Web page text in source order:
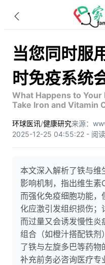
当您同时服
时免疫系统
What Happens to
Take Iron and Vitamin
环球医讯/健康研究来源：
2025-12-25 04:55:22 - 阅
本文深入解析了铁与维
影响机制，指出维生
而强化免疫细胞功能，
化应激引发组织损伤
而过量又会诱发慢性炎
组合（如橙汁搭配铁
了铁与左旋多巴等药
补充前务必咨询医疗专